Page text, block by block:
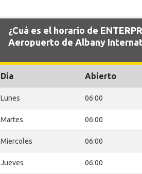
¿Cuá es el horario de
Aeropuerto de Albany
Día Abierto
Lunes 06:00
Martes 06:00
Miercoles 06:00
Jueves 06:00